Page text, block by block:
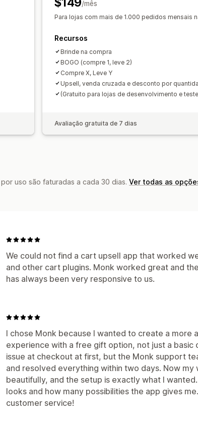
/mês
Para lojas com mais de 1.000 pedidos mensais
Recursos
Brinde na compra
BOGO (compre 1, leve 2)
Compre X, Leve Y
Upsell, venda cruzada e desconto por
(Gratuito para lojas de desenvolvimento e
Avaliação gratuita de 7 dias
uso são faturadas a cada 30 dias. Ver todas as
We could not find a cart upsell app that worked
and other cart plugins. Monk worked great and
has always been very responsive to us.
I chose Monk because I wanted to create a more
experience with a free gift option, not just a basic
issue at checkout at first, but the Monk support
and resolved everything within two days. Now my
beautifully, and the setup is exactly what I
looks and how many possibilities the app gives
customer service!